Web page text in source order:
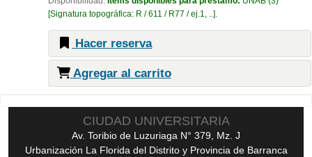
Signatura topográfica: R / 611 / R77 / ej.1, .. .
Hacer reserva
Agregar al carrito
CIUDAD UNIVERSITARIA
Av. Toribio de Luzuriaga N° 379, Mz. J
Urbanización La Florida del Distrito y Provincia de Barranca